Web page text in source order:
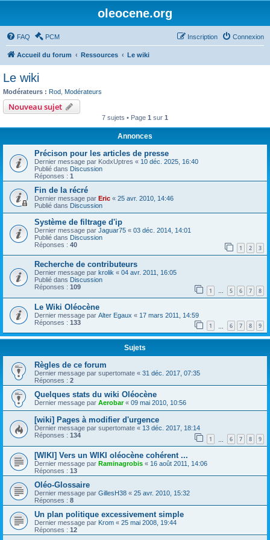
oleocene.org
FAQ PCM Connexion
Inscription
Accueil du forum Ressources Le wiki
Le wiki
Modérateurs : Rod Modérateurs
Nouveau sujet
7 sujets • Page 1 sur 1
Annonces
Précison pour les articles de presse
Dernier message par KodxUptres « 10 déc. 2025, 16:40
Publié dans Discussion
Réponses : 1
Fin de la récré
Dernier message par Eric « 25 avr. 2010, 14:46
Publié dans Discussion
Système de filtrage d'ip
Dernier message par Jaguar75 « 03 déc. 2014, 14:01
Publié dans Discussion
Réponses : 40 1 2 3
Recherche de contributeurs
Dernier message par krolik « 04 avr. 2011, 16:05
Publié dans Discussion
Réponses : 109 1 … 5 6 7 8
Le Wiki Oléocène
Dernier message par Alter Egaux « 17 mars 2011, 14:59
Réponses : 133 1 6 7 8 9
Sujets
Règles de ce forum
Dernier message par supertomate « 31 déc. 2017, 07:35
Réponses : 2
Quelques stats du wiki Oléocène
Dernier message par Aerobar« 09 mai 2010, 10:56
[wiki] Pages à modifier d'urgence
Dernier message par supertomate « 13 déc. 2017, 18:14
Réponses : 134 1 6 7 8 9
[WIKI] Vers un WIKI oléocène cohérent ...
Dernier message par Raminagrobis « 16 août 2011, 14:06
Réponses : 13
Oléo-Glossaire
Dernier message par GillesH38 « 25 avr. 2010, 15:32
Réponses : 8
Un plan politique excessivement simple
Dernier message par Krom « 25 mai 2008, 19:44
Réponses : 12